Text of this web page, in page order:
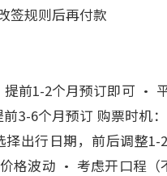
签规则后再付款
前1-2个月预订即可 •
3-6个月预订 购票时机
出行日期，前后调整1-
波动 • 考虑开口程（